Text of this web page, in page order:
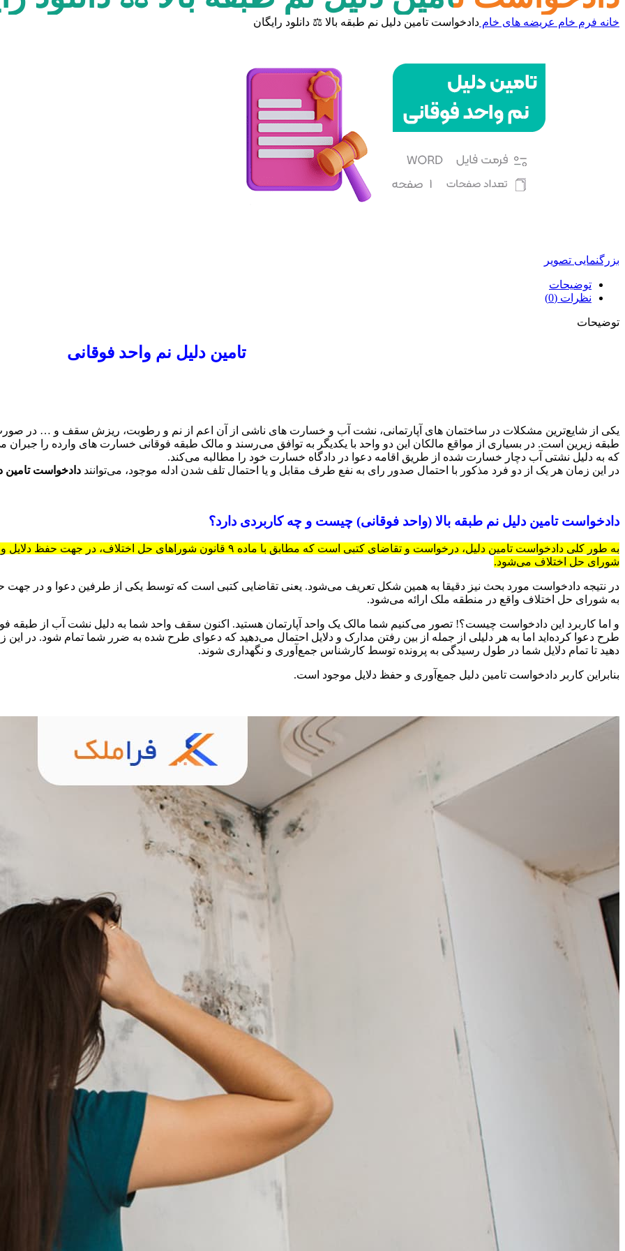
خانه فرم خام عریضه های خام دادخواست تامین دلیل نم طبقه بالا ⚖️ دانلود رایگان
بزرگنمایی تصویر
توضیحات
نظرات (0)
توضیحات
تامین دلیل نم واحد فوقانی
یکی از شایع‌ترین مشکلات در ساختمان های آپارتمانی، نشت آب و خسارت های ناشی از آن اعم از نم و رطوبت، ریزش سقف و … در صورت
طبقه زیرین است. در بسیاری از مواقع مالکان این دو واحد با یکدیگر به توافق می‌رسند و مالک طبقه فوقانی خسارت های وارده را جبران
که به دلیل نشتی آب دچار خسارت شده از طریق اقامه دعوا در دادگاه خسارت خود را مطالبه می‌کند.
در این زمان هر یک از دو فرد مذکور با احتمال صدور رای به نفع طرف مقابل و یا احتمال تلف شدن ادله موجود، می‌توانند دادخواست تامین
دادخواست تامین دلیل نم طبقه بالا (واحد فوقانی) چیست و چه کاربردی دارد؟
به طور کلی دادخواست تامین دلیل، درخواست و تقاضای کتبی است که مطابق با ماده
شورای حل اختلاف می‌شود.
در نتیجه دادخواست مورد بحث نیز دقیقا به همین شکل تعریف می‌شود. یعنی تقاضایی کتبی است که توسط یکی از طرفین دعوا و در جهت
به شورای حل اختلاف واقع در منطقه ملک ارائه می‌شود.
و اما کاربرد این دادخواست چیست؟! تصور می‌کنیم شما مالک یک واحد آپارتمان هستید. اکنون سقف واحد شما به دلیل نشت آب از
طرح دعوا کرده‌اید اما به هر دلیلی از جمله از بین رفتن مدارک و دلایل احتمال می‌دهید که دعوای طرح شده به ضرر شما تمام شود. در این
دهید تا تمام دلایل شما در طول رسیدگی به پرونده توسط کارشناس جمع‌آوری و نگهداری شوند.
بنابراین کاربر دادخواست تامین دلیل جمع‌آوری و حفظ دلایل موجود است.